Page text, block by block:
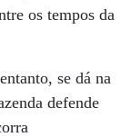
os tempos da
se dá na
defende